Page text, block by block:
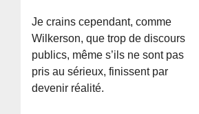
Je crains cependant, comme
Wilkerson, que trop de discours
publics, même s’ils ne sont pas
pris au sérieux, finissent par
devenir réalité.